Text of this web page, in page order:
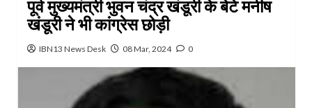
पूर्व मुख्यमंत्री भुवन चंद्र खंडूरी के बेटे मनीष
खंडूरी ने भी कांग्रेस छोड़ी
IBN13 News Desk 08 Mar, 2024 0